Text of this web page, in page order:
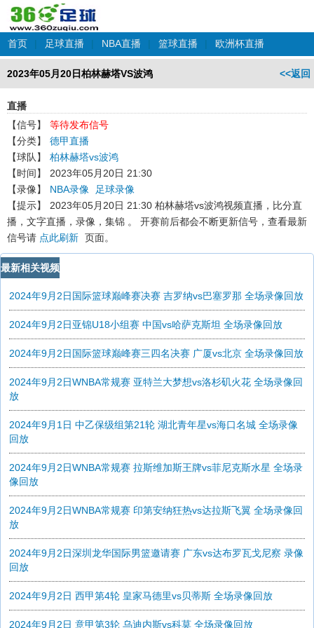
首页 | 足球直播 | NBA直播 | 篮球直播 | 欧洲杯直播
<<返回
2023年05月20日柏林赫塔VS波鸿
直播
【信号】
等待发布信号
【分类】
德甲直播
【球队】
柏林赫塔vs波鸿
【时间】
2023年05月20日 21:30
【录像】
NBA录像
足球录像
【提示】
2023年05月20日 21:30 柏林赫塔vs波鸿视频直播，比分直
播，文字直播，录像，集锦 。 开赛前后都会不断更新信号，查看最新
信号请 点此刷新 页面。
最新相关视频
2024年9月2日国际篮球巅峰赛决赛 吉罗纳vs巴塞罗那 全场录像回放
2024年9月2日亚锦U18小组赛 中国vs哈萨克斯坦 全场录像回放
2024年9月2日国际篮球巅峰赛三四名决赛 广厦vs北京 全场录像回放
2024年9月2日WNBA常规赛 亚特兰大梦想vs洛杉矶火花 全场录像回
放
2024年9月1日 中乙保级组第21轮 湖北青年星vs海口名城 全场录像
回放
2024年9月2日WNBA常规赛 拉斯维加斯王牌vs菲尼克斯水星 全场录
像回放
2024年9月2日WNBA常规赛 印第安纳狂热vs达拉斯飞翼 全场录像回
放
2024年9月2日深圳龙华国际男篮邀请赛 广东vs达布罗瓦戈尼察 录像
回放
2024年9月2日 西甲第4轮 皇家马德里vs贝蒂斯 全场录像回放
2024年9月2日 意甲第3轮 乌迪内斯vs科莫 全场录像回放